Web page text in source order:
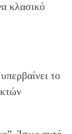
κλασικό
το